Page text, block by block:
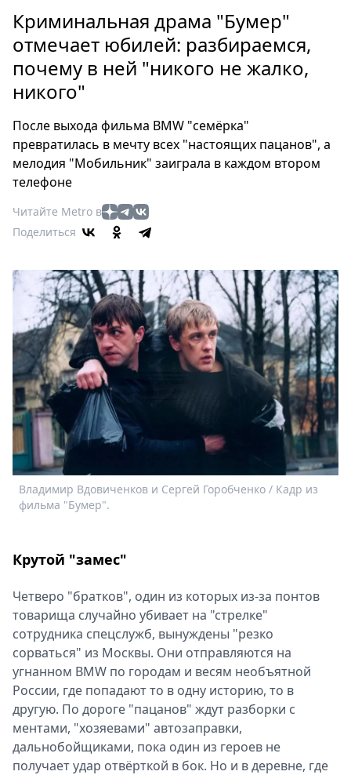
Россия
Мир
Здоровье
Еда
Мода
Театр
Книги
Выставки
релизы
О
Metro
Стримы
Спецпроекты
Звезды
Выборы
2026
Скачай
Криминальная драма "Бумер"
отмечает юбилей: разбираемся,
почему в ней "никого не жалко,
никого"
После выхода фильма BMW "семёрка"
превратилась в мечту всех "настоящих пацанов", а
мелодия "Мобильник" заиграла в каждом втором
телефоне
Читайте Metro в
Поделиться
Владимир Вдовиченков и Сергей Горобченко / Кадр из
фильма "Бумер".
Крутой "замес"
Четверо "братков", один из которых из-за понтов
товарища случайно убивает на "стрелке"
сотрудника спецслужб, вынуждены "резко
сорваться" из Москвы. Они отправляются на
угнанном BMW по городам и весям необъятной
России, где попадают то в одну историю, то в
другую. По дороге "пацанов" ждут разборки с
ментами, "хозяевами" автозаправки,
дальнобойщиками, пока один из героев не
получает удар отвёрткой в бок. Но и в деревне, где